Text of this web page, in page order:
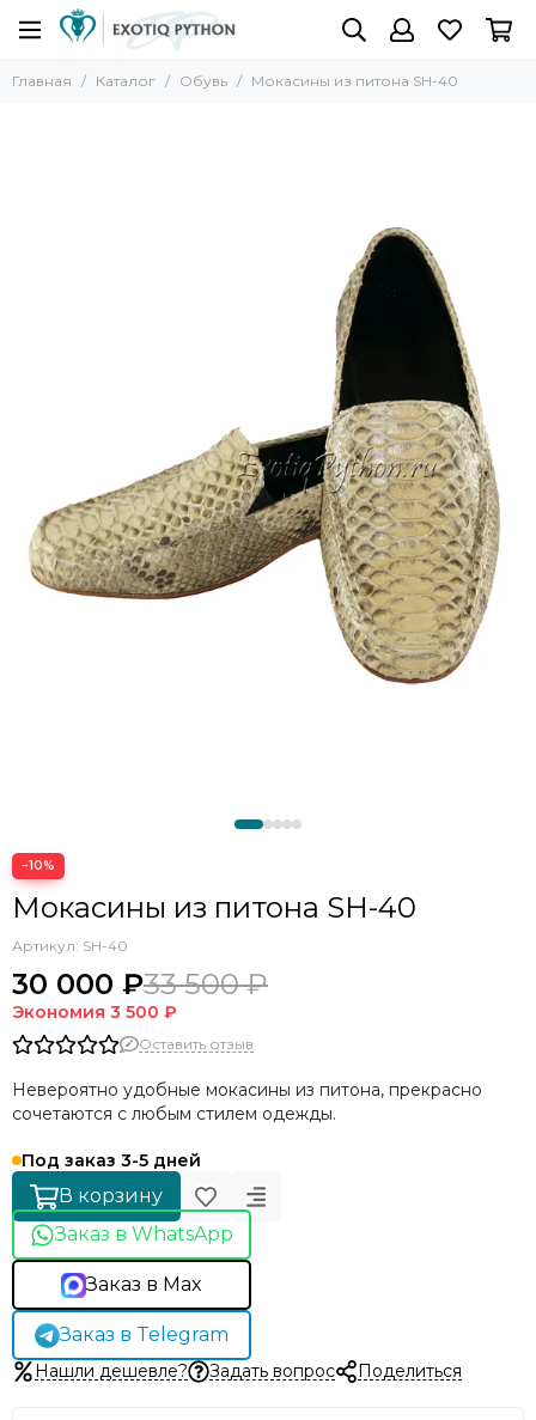
Главная Каталог Обувь Мокасины из питона SH-40
−10%
Мокасины из питона SH-40
Артикул: SH-40
30 000 ₽33 500 ₽
Экономия 3 500 ₽
Оставить отзыв
Невероятно удобные мокасины из питона, прекрасно
сочетаются с любым стилем одежды.
Под заказ 3-5 дней
В корзину
Заказ в WhatsApp
Заказ в Max
Заказ в Telegram
Нашли дешевле? Задать вопрос Поделиться